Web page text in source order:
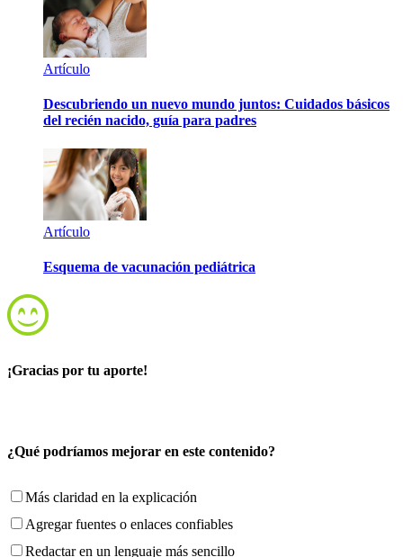
Artículo
Descubriendo un nuevo mundo juntos: Cuidados básicos
del recién nacido, guía para padres
Artículo
Esquema de vacunación pediátrica
¡Gracias por tu aporte!
¿Qué podríamos mejorar en este contenido?
Más claridad en la explicación
Agregar fuentes o enlaces confiables
Redactar en un lenguaje más sencillo